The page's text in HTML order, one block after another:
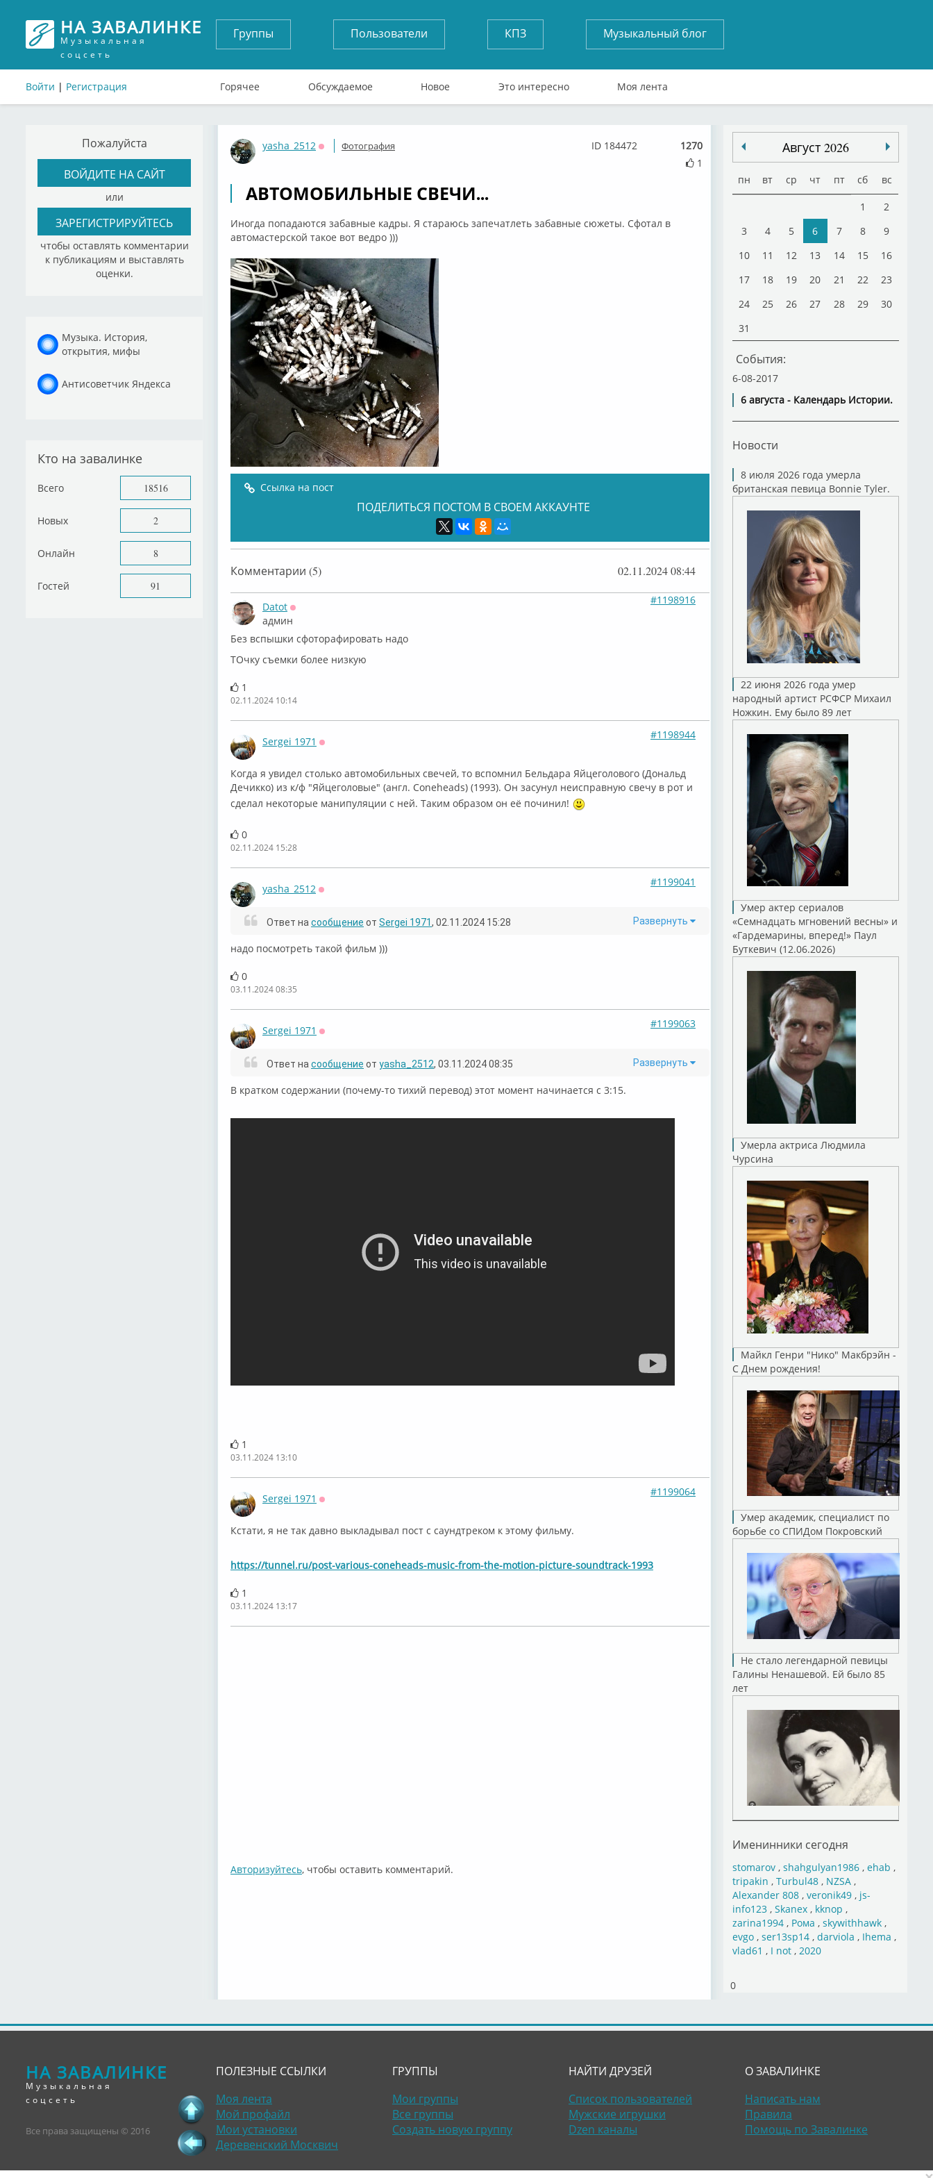
НА ЗАВАЛИНКЕ
Музыкальная
соцсеть
Войти | Регистрация
Группы Пользователи КПЗ Музыкальный блог
Горячее Обсуждаемое Новое Это интересно Моя лента
Пожалуйста
ВОЙДИТЕ НА САЙТ
или
ЗАРЕГИСТРИРУЙТЕСЬ
чтобы оставлять комментарии
к публикациям и выставлять
оценки.
Музыка. История,
открытия, мифы
Антисоветчик Яндекса
Кто на завалинке
Всего 18516
Новых 2
Онлайн 8
Гостей 91
yasha_2512
Оффлайн
Фотография
1270
1
ID 184472
АВТОМОБИЛЬНЫЕ СВЕЧИ...
Иногда попадаются забавные кадры. Я стараюсь запечатлеть забавные сюжеты. Сфотал в
автомастерской такое вот ведро )))
Ссылка на пост
ПОДЕЛИТЬСЯ ПОСТОМ В СВОЕМ АККАУНТЕ
Комментарии (5) 02.11.2024 08:44
Datot
Оффлайн
админ
#1198916
Без вспышки сфоторафировать надо
ТОчку съемки более низкую
1
02.11.2024 10:14
Sergei 1971
#1198944
⁣Когда я увидел столько автомобильных свечей, то вспомнил Бельдара Яйцеголового (Дональд
Дечикко) из к/ф "Яйцеголовые" (англ. Coneheads) (1993). Он засунул неисправную свечу в рот и
сделал некоторые манипуляции с ней. ⁣Таким образом он её починил!
0
02.11.2024 15:28
yasha_2512
#1199041
Развернуть
Ответ на сообщение от Sergei 1971, 02.11.2024 15:28
надо посмотреть такой фильм )))
0
03.11.2024 08:35
Sergei 1971
#1199063
Развернуть
Ответ на сообщение от yasha_2512, 03.11.2024 08:35
⁣В кратком содержании (почему-то тихий перевод) этот момент начинается с 3:15.
1
03.11.2024 13:10
Sergei 1971
#1199064
⁣Кстати, я не так давно выкладывал пост с саундтреком к этому фильму.
https://tunnel.ru/post-various-coneheads-music-from-the-motion-picture-soundtrack-1993
1
03.11.2024 13:17
Авторизуйтесь, чтобы оставить комментарий.
Август 2026
пн вт ср чт пт сб вс
1
2
3
4 5 6 7 8
9
10
11 12 13 14 15
16
17
18 19 20 21 22
23
24
25 26 27 28 29
30
31
События:
6-08-2017
6 августа - Календарь Истории.
Новости
8 июля 2026 года умерла
британская певица Bonnie Tyler.
22 июня 2026 года умер
народный артист РСФСР Михаил
Ножкин. Ему было 89 лет
Умер актер сериалов
«Семнадцать мгновений весны» и
«Гардемарины, вперед!» Паул
Буткевич (12.06.2026)
Умерла актриса Людмила
Чурсина
Майкл Генри "Нико" Макбрэйн -
С Днем рождения!
Умер академик, специалист по
борьбе со СПИДом Покровский
Не стало легендарной певицы
Галины Ненашевой. Ей было 85
лет
Именинники сегодня
stomarov, shahgulyan1986, ehab ,
tripakin , Turbul48, NZSA,
Alexander 808, veronik49, js-
info123, Skanex, kknop ,
zarina1994, Рома , skywithhawk,
evgo, ser13sp14, darviola , Ihema ,
vlad61 , I not, 2020
0
НА ЗАВАЛИНКЕ
Музыкальная
соцсеть
Все права защищены © 2016
ПОЛЕЗНЫЕ ССЫЛКИ
Моя лента
Мой профайл
Мои установки
Деревенский Москвич
ГРУППЫ
Мои группы
Все группы
Создать новую группу
НАЙТИ ДРУЗЕЙ
Список пользователей
Мужские игрушки
Dzen каналы
О ЗАВАЛИНКЕ
Написать нам
Правила
Помощь по Завалинке